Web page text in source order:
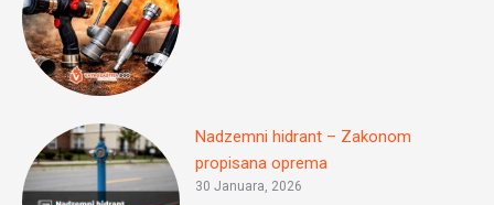
Nadzemni hidrant – Zakonom
propisana oprema
30 Januara, 2026